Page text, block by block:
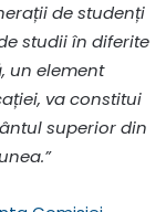
de studenți
studii în diferite
un element
va constitui
superior din